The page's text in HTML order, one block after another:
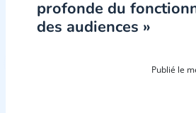
profonde du
des audiences »
Publié le